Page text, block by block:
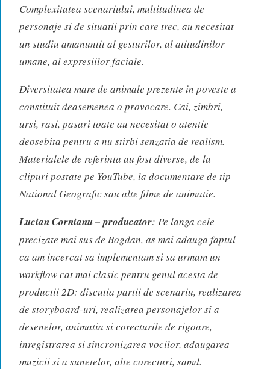
Complexitatea scenariului, multitudinea de
personaje si de situatii prin care trec, au necesitat
un studiu amanuntit al gesturilor, al atitudinilor
umane, al expresiilor faciale.
Diversitatea mare de animale prezente in poveste a
constituit deasemenea o provocare. Cai, zimbri,
ursi, rasi, pasari toate au necesitat o atentie
deosebita pentru a nu stirbi senzatia de realism.
Materialele de referinta au fost diverse, de la
clipuri postate pe YouTube, la documentare de tip
National Geografic sau alte filme de animatie.
Lucian Cornianu – producator: Pe langa cele
precizate mai sus de Bogdan, as mai adauga faptul
ca am incercat sa implementam si sa urmam un
workflow cat mai clasic pentru genul acesta de
productii 2D: discutia partii de scenariu, realizarea
de storyboard-uri, realizarea personajelor si a
desenelor, animatia si corecturile de rigoare,
inregistrarea si sincronizarea vocilor, adaugarea
muzicii si a sunetelor, alte corecturi, samd.